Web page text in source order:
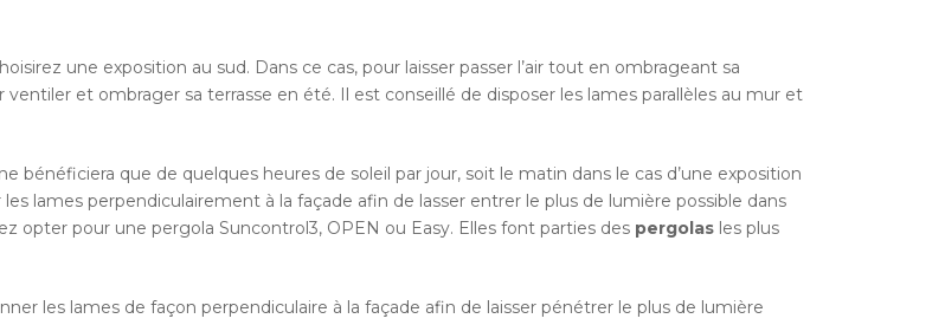
une exposition au sud. Dans ce cas, pour laisser passer l’air tout en ombrageant sa
et ombrager sa terrasse en été. Il est conseillé de disposer les lames parallèles au mur et
bénéficiera que de quelques heures de soleil par jour, soit le matin dans le cas d’une exposition
les lames perpendiculairement à la façade afin de lasser entrer le plus de lumière possible dans
opter pour une pergola Suncontrol3, OPEN ou Easy. Elles font parties des pergolas les plus
les lames de façon perpendiculaire à la façade afin de laisser pénétrer le plus de lumière